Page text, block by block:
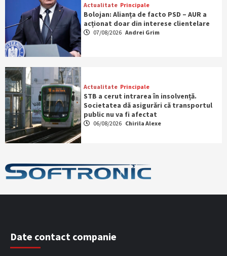
Actualitate Principale
Bolojan: Alianța de facto PSD – AUR a
acționat doar din interese clientelare
07/08/2026 Andrei Grim
Actualitate Principale
STB a cerut intrarea în insolvență.
Societatea dă asigurări că transportul
public nu va fi afectat
06/08/2026 Chirila Alexe
Date contact companie